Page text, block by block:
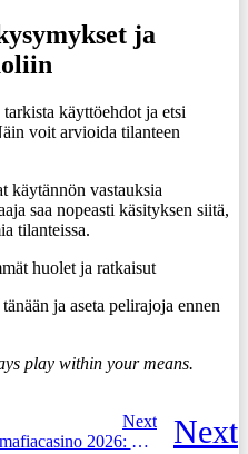
ja
käyttöehdot ja etsi
voit arvioida tilanteen
käytännön vastauksia
saa nopeasti käsityksen siitä,
tilanteissa.
huolet ja ratkaisut
ja aseta pelirajoja ennen
play within your means.
Next
mafiacasino 2026: Koko alustallinen arvio ja suositukset
Next